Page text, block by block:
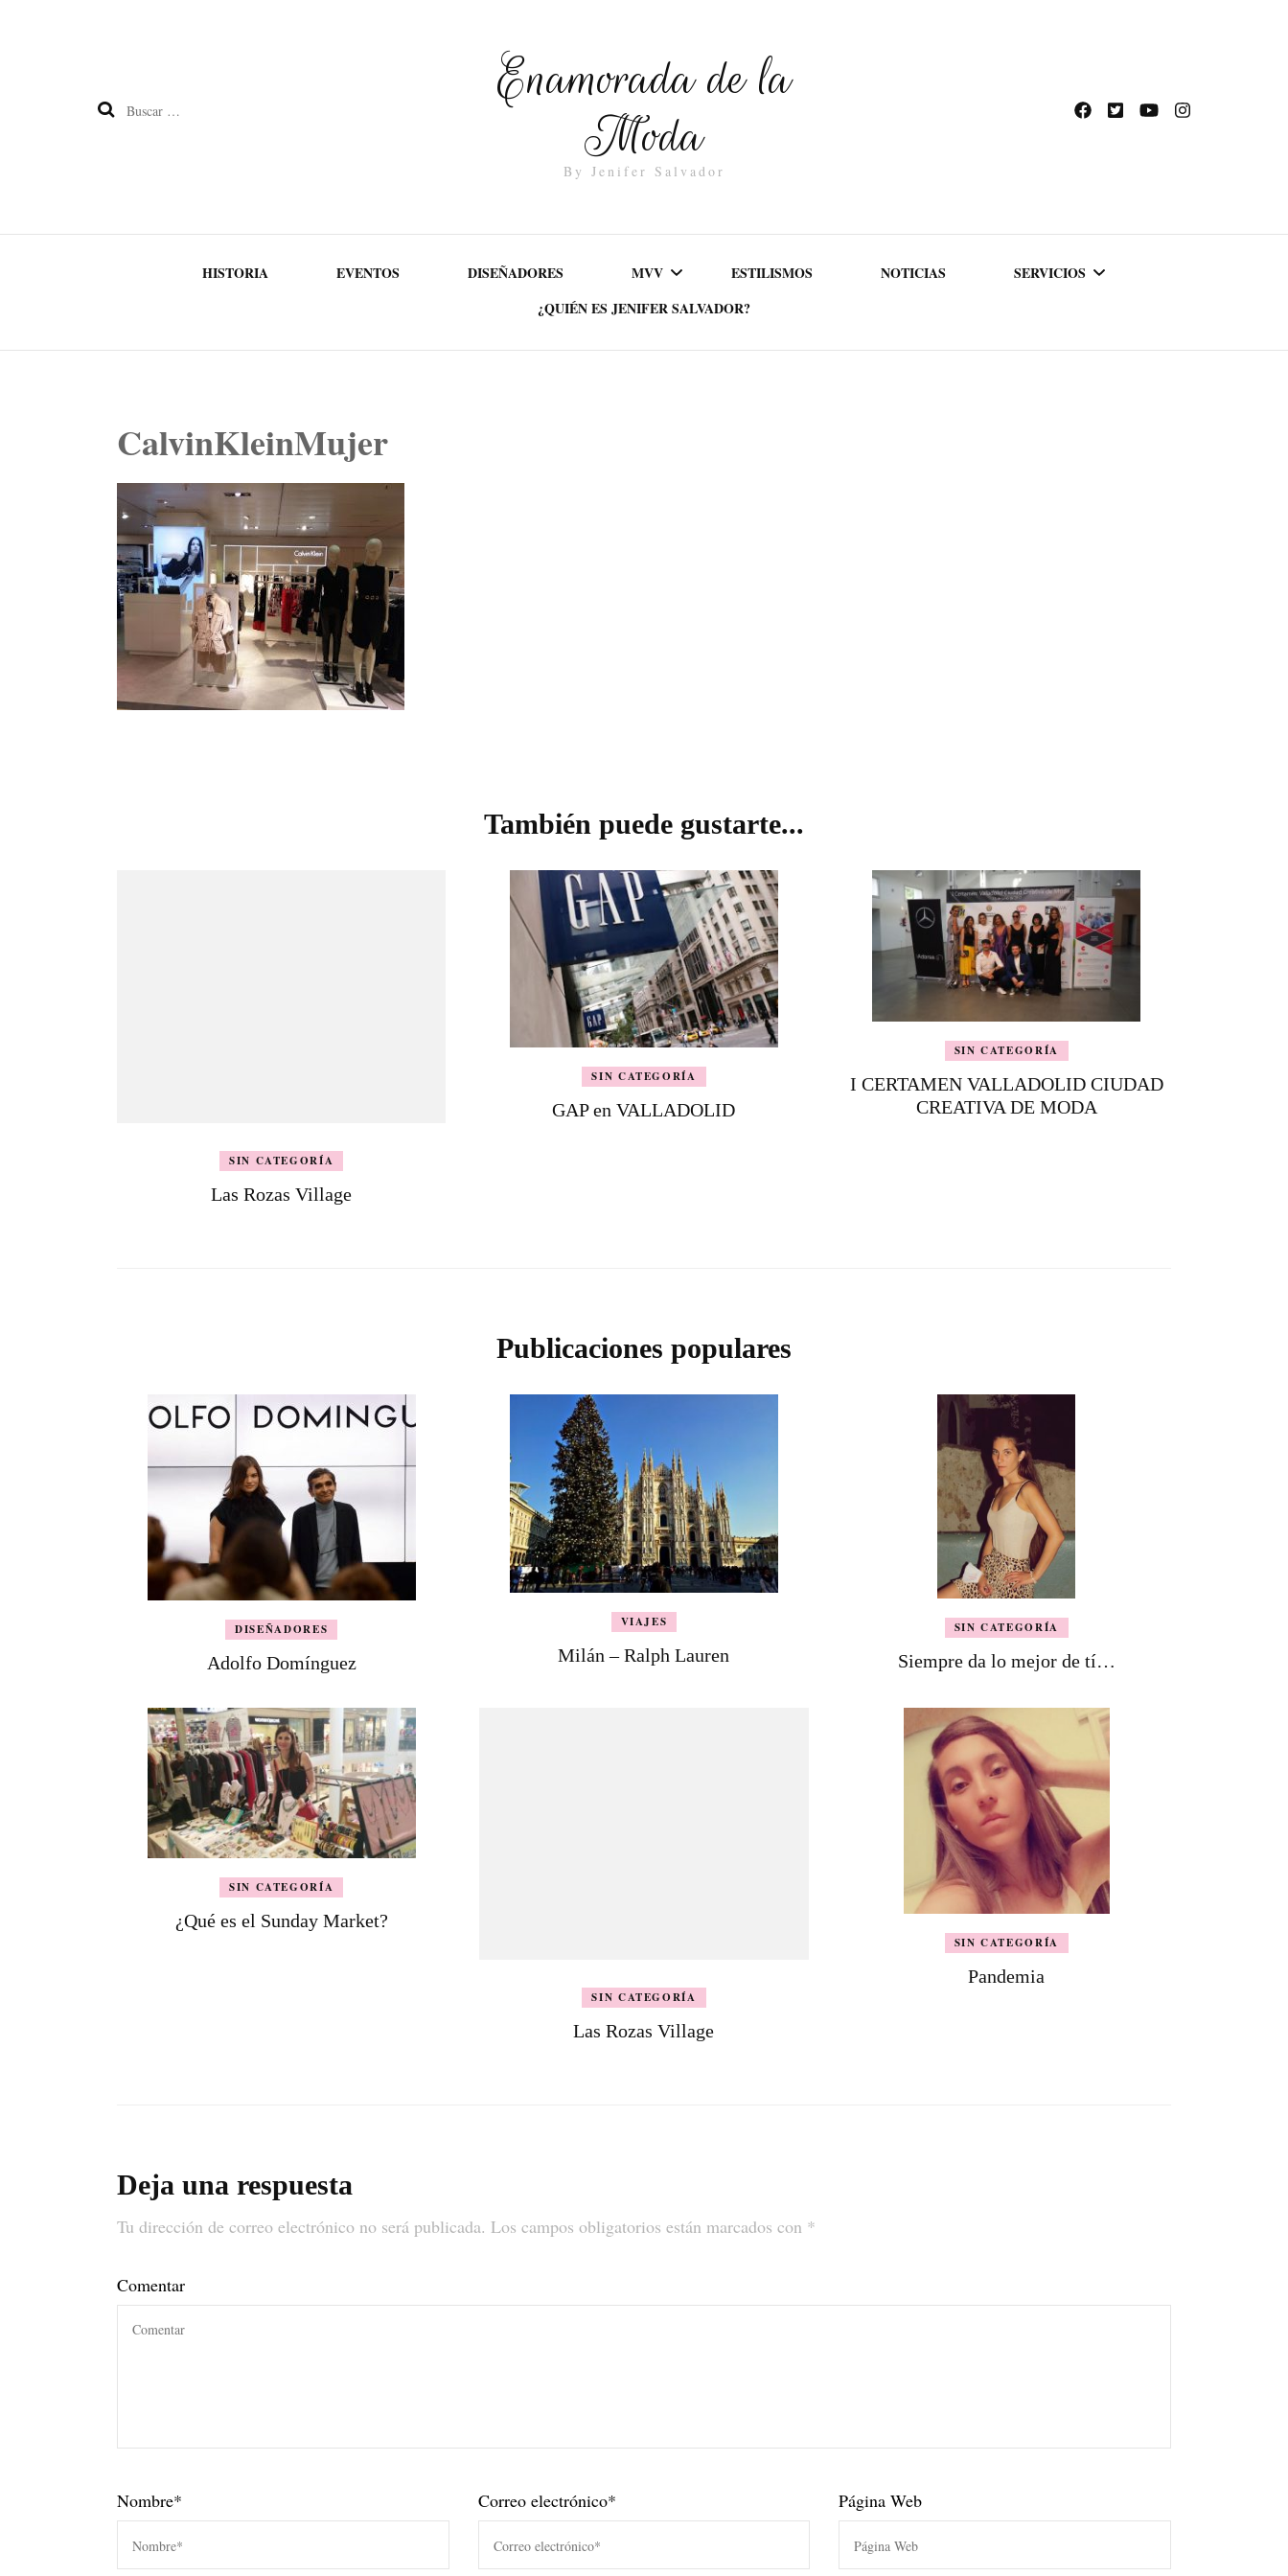
Buscar:
Enamorada de la
Moda
By Jenifer Salvador
HISTORIA EVENTOS DISEÑADORES MVV ESTILISMOS NOTICIAS SERVICIOS
¿QUIÉN ES JENIFER SALVADOR?
CalvinKleinMujer
También puede gustarte...
SIN CATEGORÍA
Las Rozas Village
SIN CATEGORÍA
GAP en VALLADOLID
SIN CATEGORÍA
I CERTAMEN VALLADOLID CIUDAD
CREATIVA DE MODA
Publicaciones populares
DISEÑADORES
Adolfo Domínguez
VIAJES
Milán – Ralph Lauren
SIN CATEGORÍA
Siempre da lo mejor de tí…
SIN CATEGORÍA
¿Qué es el Sunday Market?
SIN CATEGORÍA
Las Rozas Village
SIN CATEGORÍA
Pandemia
Deja una respuesta
Tu dirección de correo electrónico no será publicada. Los campos obligatorios están marcados con *
Comentar
Nombre* Correo electrónico* Página Web